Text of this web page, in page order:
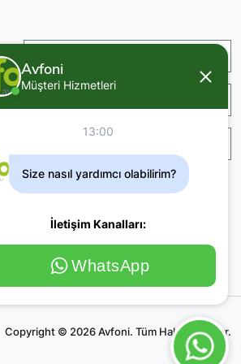
Copyright © 2026 Avfoni. Tüm Haklar Saklıdır.
Avfoni
Müşteri Hizmetleri
13:00
Size nasıl yardımcı olabilirim?
İletişim Kanalları:
WhatsApp